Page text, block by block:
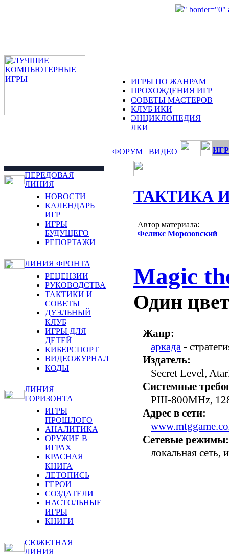
" border="0"
ИГРЫ ПО ЖАНРАМ
ПРОХОЖДЕНИЯ ИГР
СОВЕТЫ МАСТЕРОВ
КЛУБ ИКИ
ЭНЦИКЛОПЕДИЯ
ЛКИ
ФОРУМ ВИДЕО
ПЕРЕДОВАЯ
ЛИНИЯ
НОВОСТИ
КАЛЕНДАРЬ
ИГР
ИГРЫ
БУДУЩЕГО
РЕПОРТАЖИ
ЛИНИЯ ФРОНТА
РЕЦЕНЗИИ
РУКОВОДСТВА
ТАКТИКИ И
СОВЕТЫ
ДУЭЛЬНЫЙ
КЛУБ
ИГРЫ ДЛЯ
ДЕТЕЙ
КИБЕРСПОРТ
ВИДЕОЖУРНАЛ
КОДЫ
ЛИНИЯ
ГОРИЗОНТА
ИГРЫ
ПРОШЛОГО
АНАЛИТИКА
ОРУЖИЕ В
ИГРАХ
КРАСНАЯ
КНИГА
ЛЕТОПИСЬ
ГЕРОИ
СОЗДАТЕЛИ
НАСТОЛЬНЫЕ
ИГРЫ
КНИГИ
СЮЖЕТНАЯ
ЛИНИЯ
ТАКТИКА
Автор материала:
Феликс Морозовский
Magic
Один
Жанр:
аркада -
Издатель:
Secret Level,
Системные
PIII-800MHz,
Адрес в сети:
Сетевые режимы:
локальная сеть,